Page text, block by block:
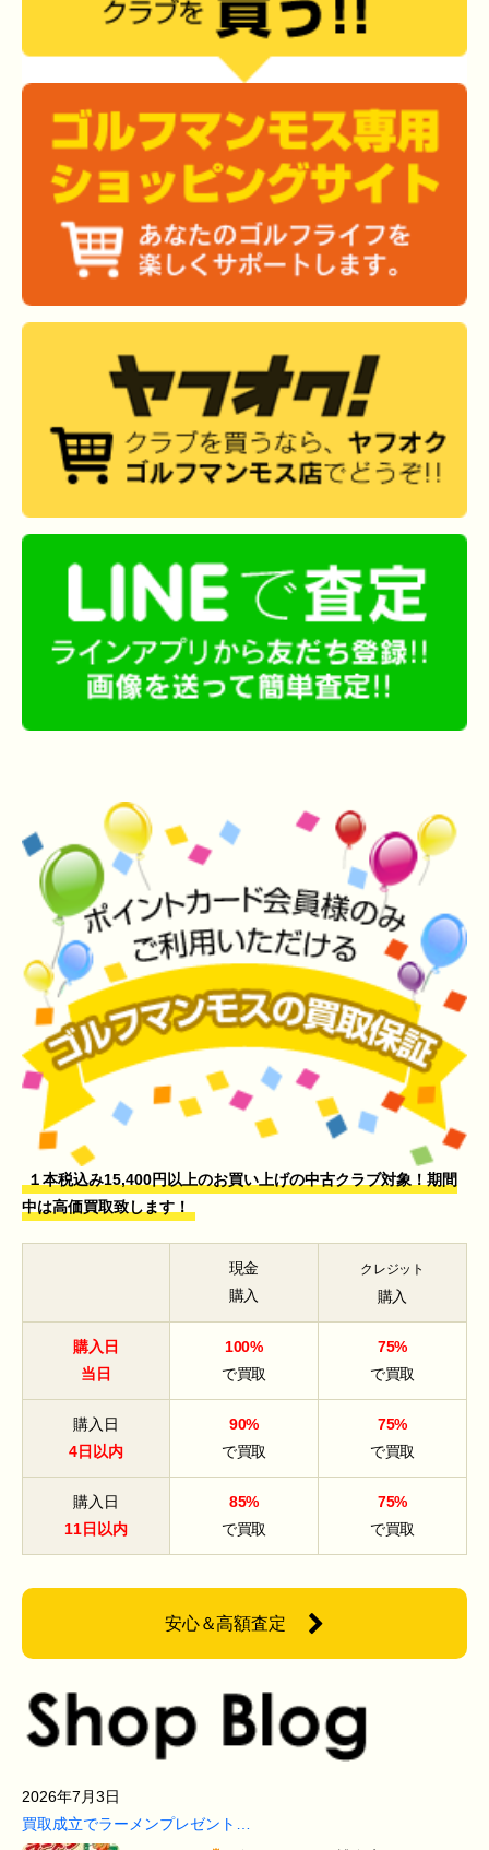
１本税込み15,400円以上のお買い上げの中古クラブ対象！期間
中は高価買取致します！
現金
購入
クレジット
購入
購入日
当日
100%
で買取
75%
で買取
購入日
4日以内
90%
で買取
75%
で買取
購入日
11日以内
85%
で買取
75%
で買取
安心＆高額査定
2026年7月3日
買取成立でラーメンプレゼント…